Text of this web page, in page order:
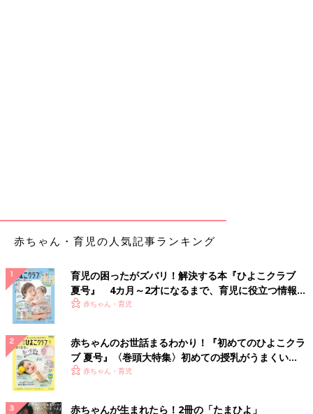
赤ちゃん・育児の人気記事ランキング
育児の困ったがズバリ！解決する本『ひよこクラブ
夏号』 4カ月～2才になるまで、育児に役立つ情報が
いっぱい！
赤ちゃん・育児
赤ちゃんのお世話まるわかり！『初めてのひよこクラ
ブ 夏号』〈巻頭大特集〉初めての授乳がうまくい
く！ おっぱい・ミルクの基本と夏のトラブル 解決テ
赤ちゃん・育児
赤ちゃんが生まれたら！2冊の「たまひよ」